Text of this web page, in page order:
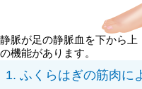
静脈が足の静脈血を下から
の機能があります。
1. ふくらはぎの筋肉に